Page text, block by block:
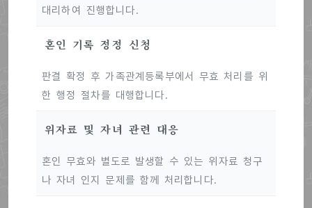
대리하여 진행합니다.
혼인 기록 정정 신청
판결 확정 후 가족관계등록부에서 무효 처리를 위
한 행정 절차를 대행합니다.
위자료 및 자녀 관련 대응
혼인 무효와 별도로 발생할 수 있는 위자료 청구
나 자녀 인지 문제를 함께 처리합니다.